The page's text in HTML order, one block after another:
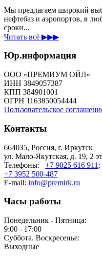
Мы предлагаем широкий
нефтебаз и аэропортов, в
сроки...
Читать всё ▶▶▶
Юр.информация
ООО «ПРЕМИУМ ОЙЛ»
ИНН 3849057387
КПП 384901001
ОГРН 1163850054444
Пользовательское
Контакты
664035, Россия, г. Иркутск
ул. Мало-Якутская, д. 19, 2
Телефоны: +7 9025 616 911 ;
+7 3952 500-487
E-mail: info@premirk.ru
Часы работы
Понедельник - Пятница:
9:00 - 17:00
Суббота. Воскресенье:
Выходные